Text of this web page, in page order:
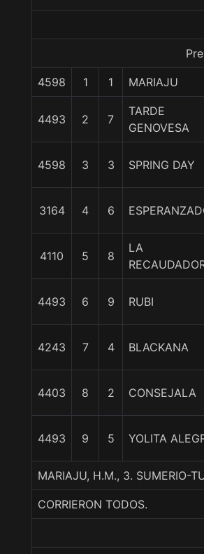
4598 1 1 MARIAJU
4493 2 7
TARDE
GENOVESA
4598 3 3 SPRING DAY
3164 4 6
4110 5 8
LA
4493 6 9 RUBI
4243 7 4 BLACKANA
4403 8 2 CONSEJALA
4493 9 5 YOLITA
MARIAJU, H.M., 3. SUMERIO-
CORRIERON TODOS.